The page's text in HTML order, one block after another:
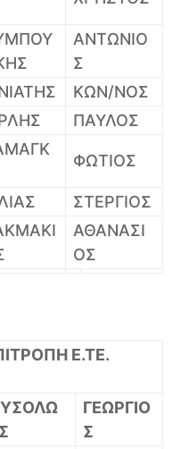
ΑΝΤΩΝΙΟ
Σ
ΚΩΝ/ΝΟΣ
ΠΑΥΛΟΣ
ΦΩΤΙΟΣ
ΣΤΕΡΓΙΟΣ
ΑΘΑΝΑΣΙ
ΟΣ
Ε.ΤΕ.
ΓΕΩΡΓΙΟ
Σ